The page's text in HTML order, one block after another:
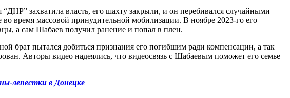
захватила власть, его шахту закрыли, и он перебивался случайными
время массовой принудительной мобилизации. В ноябре 2023-го его
а сам Шабаев получил ранение и попал в плен.
брат пытался добиться признания его погибшим ради компенсации, а так
Авторы видео надеялись, что видеосвязь с Шабаевым поможет его семье
лепестки в Донецке